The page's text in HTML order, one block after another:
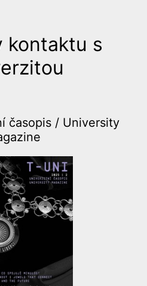
kontaktu s
časopis / University